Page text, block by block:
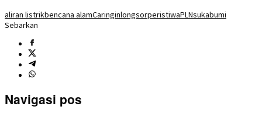
aliran listrikbencana alamCaringinlongsorperistiwaPLNsukabumi
Sebarkan
Navigasi pos